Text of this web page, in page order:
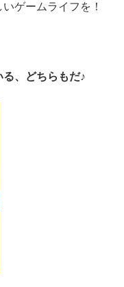
ゲームライフを！